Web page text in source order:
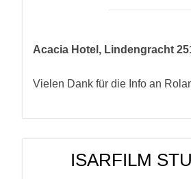
Acacia Hotel, Lindengracht
Vielen Dank für die Info an
ISARFILM